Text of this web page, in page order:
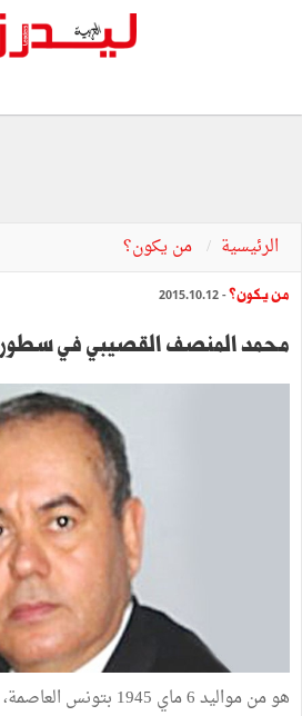
الرئيسية من يكون؟
من يكون؟- 2015.10.12
محمد المنصف القصيبي في سطور
هومنمواليد ماي بتونس العاصمة،